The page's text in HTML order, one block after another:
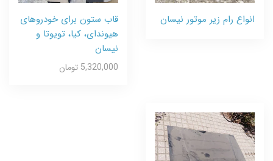
انواع رام زیر موتور نیسان
قاب ستون برای خودروهای
هیوندای، کیا، تویوتا و
نیسان
5,320,000 تومان